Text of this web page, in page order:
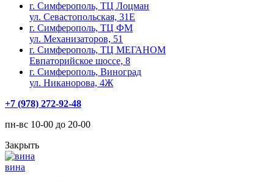
г. Симферополь, ТЦ Лоцман
ул. Севастопольская, 31Е
г. Симферополь, ТЦ ФМ
ул. Механизаторов, 51
г. Симферополь, ТЦ МЕГАНОМ
Евпаторийское шоссе, 8
г. Симферополь, Виноград
ул. Никанорова, 4Ж
+7 (978) 272-92-48
пн-вс 10-00 до 20-00
Закрыть
вина